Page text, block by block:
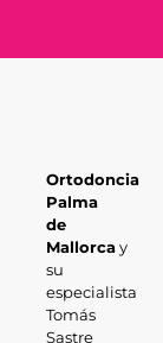
Ortodoncia
Palma
de
Mallorcay
su
especialista
Tomás
Sastre